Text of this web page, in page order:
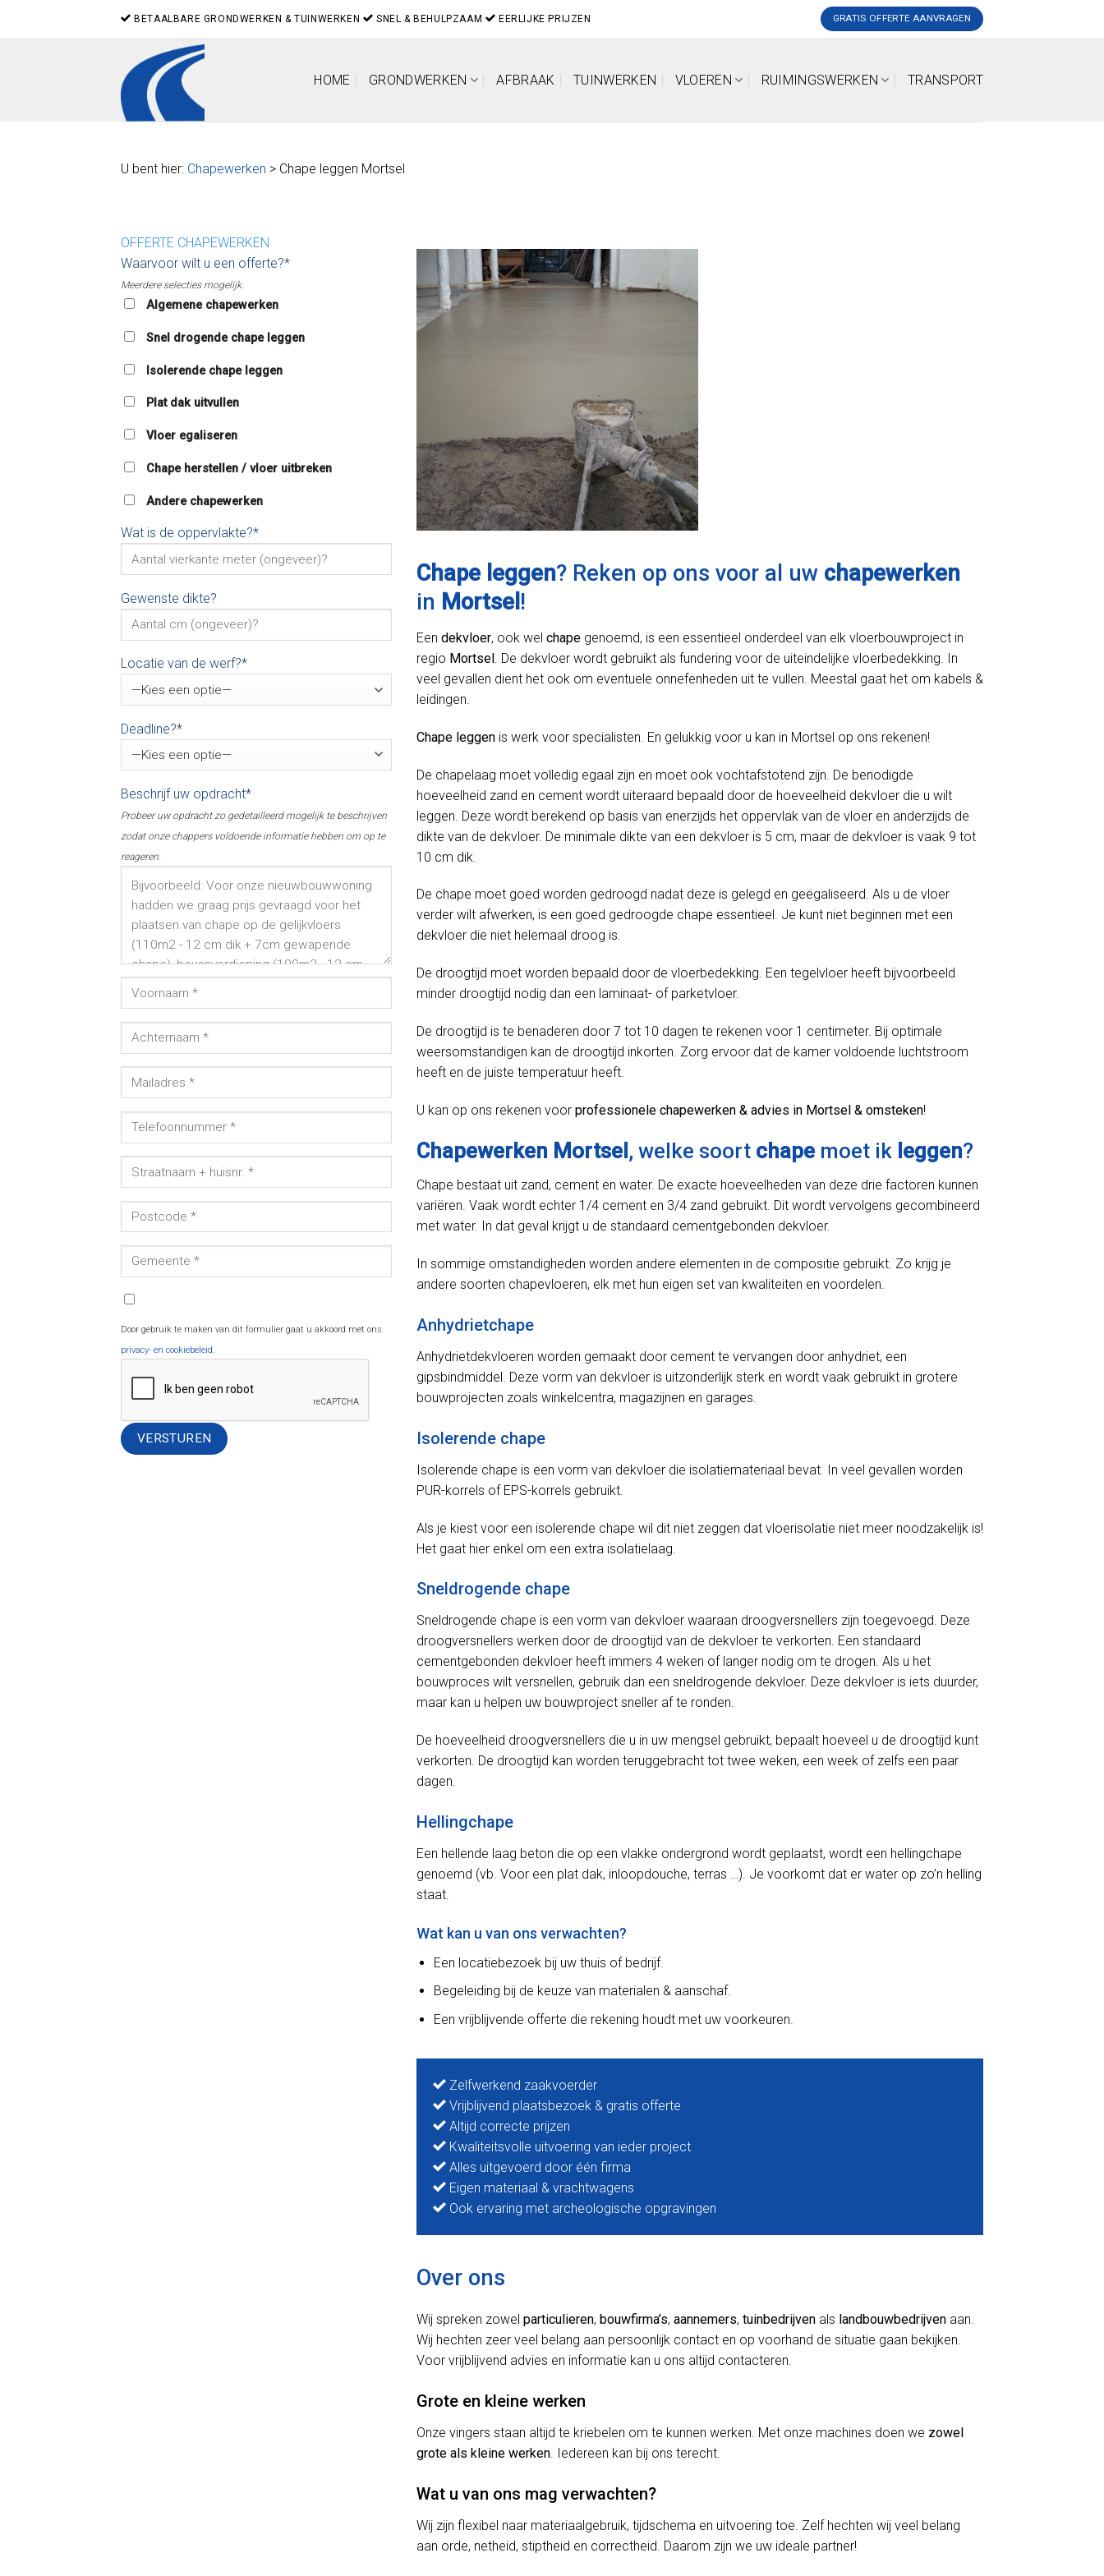
BETAALBARE GRONDWERKEN & TUINWERKEN SNEL & BEHULPZAAM EERLIJKE PRIJZEN GRATIS OFFERTE AANVRAGEN
HOME GRONDWERKEN AFBRAAK TUINWERKEN VLOEREN RUIMINGSWERKEN TRANSPORT
U bent hier: Chapewerken > Chape leggen Mortsel
OFFERTE CHAPEWERKEN
Waarvoor wilt u een offerte?*
Meerdere selecties mogelijk.
Algemene chapewerken
Snel drogende chape leggen
Isolerende chape leggen
Plat dak uitvullen
Vloer egaliseren
Chape herstellen / vloer uitbreken
Andere chapewerken
Wat is de oppervlakte?*
Gewenste dikte?
Locatie van de werf?*
Deadline?*
Beschrijf uw opdracht*
Probeer uw opdracht zo gedetailleerd mogelijk te beschrijven
zodat onze chappers voldoende informatie hebben om op te
reageren.
Door gebruik te maken van dit formulier gaat u akkoord met ons
privacy- en cookiebeleid.
Chape leggen? Reken op ons voor al uw chapewerken
in Mortsel !
Een dekvloer, ook wel chape genoemd, is een essentieel onderdeel van elk vloerbouwproject in
regio Mortsel. De dekvloer wordt gebruikt als fundering voor de uiteindelijke vloerbedekking. In
veel gevallen dient het ook om eventuele onnefenheden uit te vullen. Meestal gaat het om kabels &
leidingen.
Chape leggen is werk voor specialisten. En gelukkig voor u kan in Mortsel op ons rekenen!
De chapelaag moet volledig egaal zijn en moet ook vochtafstotend zijn. De benodigde
hoeveelheid zand en cement wordt uiteraard bepaald door de hoeveelheid dekvloer die u wilt
leggen. Deze wordt berekend op basis van enerzijds het oppervlak van de vloer en anderzijds de
dikte van de dekvloer. De minimale dikte van een dekvloer is 5 cm, maar de dekvloer is vaak 9 tot
10 cm dik.
De chape moet goed worden gedroogd nadat deze is gelegd en geëgaliseerd. Als u de vloer
verder wilt afwerken, is een goed gedroogde chape essentieel. Je kunt niet beginnen met een
dekvloer die niet helemaal droog is.
De droogtijd moet worden bepaald door de vloerbedekking. Een tegelvloer heeft bijvoorbeeld
minder droogtijd nodig dan een laminaat- of parketvloer.
De droogtijd is te benaderen door 7 tot 10 dagen te rekenen voor 1 centimeter. Bij optimale
weersomstandigen kan de droogtijd inkorten. Zorg ervoor dat de kamer voldoende luchtstroom
heeft en de juiste temperatuur heeft.
U kan op ons rekenen voor professionele chapewerken & advies in Mortsel & omsteken!
Chapewerken Mortsel , welke soort chape moet ik leggen?
Chape bestaat uit zand, cement en water. De exacte hoeveelheden van deze drie factoren kunnen
variëren. Vaak wordt echter 1/4 cement en 3/4 zand gebruikt. Dit wordt vervolgens gecombineerd
met water. In dat geval krijgt u de standaard cementgebonden dekvloer.
In sommige omstandigheden worden andere elementen in de compositie gebruikt. Zo krijg je
andere soorten chapevloeren, elk met hun eigen set van kwaliteiten en voordelen.
Anhydrietchape
Anhydrietdekvloeren worden gemaakt door cement te vervangen door anhydriet, een
gipsbindmiddel. Deze vorm van dekvloer is uitzonderlijk sterk en wordt vaak gebruikt in grotere
bouwprojecten zoals winkelcentra, magazijnen en garages.
Isolerende chape
Isolerende chape is een vorm van dekvloer die isolatiemateriaal bevat. In veel gevallen worden
PUR-korrels of EPS-korrels gebruikt.
Als je kiest voor een isolerende chape wil dit niet zeggen dat vloerisolatie niet meer noodzakelijk is!
Het gaat hier enkel om een extra isolatielaag.
Sneldrogende chape
Sneldrogende chape is een vorm van dekvloer waaraan droogversnellers zijn toegevoegd. Deze
droogversnellers werken door de droogtijd van de dekvloer te verkorten. Een standaard
cementgebonden dekvloer heeft immers 4 weken of langer nodig om te drogen. Als u het
bouwproces wilt versnellen, gebruik dan een sneldrogende dekvloer. Deze dekvloer is iets duurder,
maar kan u helpen uw bouwproject sneller af te ronden.
De hoeveelheid droogversnellers die u in uw mengsel gebruikt, bepaalt hoeveel u de droogtijd kunt
verkorten. De droogtijd kan worden teruggebracht tot twee weken, een week of zelfs een paar
dagen.
Hellingchape
Een hellende laag beton die op een vlakke ondergrond wordt geplaatst, wordt een hellingchape
genoemd (vb. Voor een plat dak, inloopdouche, terras …). Je voorkomt dat er water op zo’n helling
staat.
Wat kan u van ons verwachten?
Een locatiebezoek bij uw thuis of bedrijf.
Begeleiding bij de keuze van materialen & aanschaf.
Een vrijblijvende offerte die rekening houdt met uw voorkeuren.
Zelfwerkend zaakvoerder
Vrijblijvend plaatsbezoek & gratis offerte
Altijd correcte prijzen
Kwaliteitsvolle uitvoering van ieder project
Alles uitgevoerd door één firma
Eigen materiaal & vrachtwagens
Ook ervaring met archeologische opgravingen
Over ons
Wij spreken zowel particulieren, bouwfirma’s, aannemers, tuinbedrijven als landbouwbedrijven aan.
Wij hechten zeer veel belang aan persoonlijk contact en op voorhand de situatie gaan bekijken.
Voor vrijblijvend advies en informatie kan u ons altijd contacteren.
Grote en kleine werken
Onze vingers staan altijd te kriebelen om te kunnen werken. Met onze machines doen we zowel
grote als kleine werken. Iedereen kan bij ons terecht.
Wat u van ons mag verwachten?
Wij zijn flexibel naar materiaalgebruik, tijdschema en uitvoering toe. Zelf hechten wij veel belang
aan orde, netheid, stiptheid en correctheid. Daarom zijn we uw ideale partner!